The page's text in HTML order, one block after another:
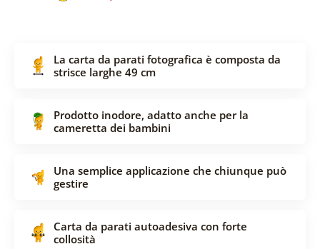
La carta da parati fotografica è composta da
strisce larghe 49 cm
Prodotto inodore, adatto anche per la
cameretta dei bambini
Una semplice applicazione che chiunque può
gestire
Carta da parati autoadesiva con forte
collosità